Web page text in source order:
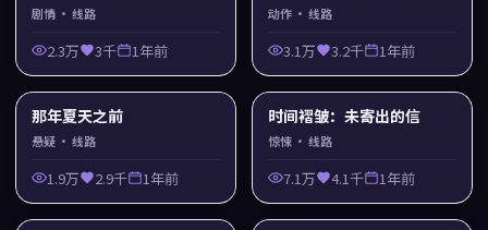
剧情 · 线路
2.3万 3千 1年前
动作 · 线路
3.1万 3.2千 1年前
那年夏天之前
悬疑 · 线路
1.9万 2.9千 1年前
时间褶皱：未寄出的信
惊悚 · 线路
7.1万 4.1千 1年前